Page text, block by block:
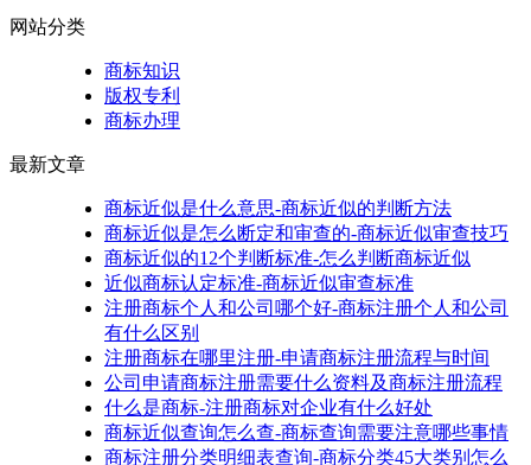
网站分类
商标知识
版权专利
商标办理
最新文章
商标近似是什么意思-商标近似的判断方法
商标近似是怎么断定和审查的-商标近似审查技巧
商标近似的12个判断标准-怎么判断商标近似
近似商标认定标准-商标近似审查标准
注册商标个人和公司哪个好-商标注册个人和公司
有什么区别
注册商标在哪里注册-申请商标注册流程与时间
公司申请商标注册需要什么资料及商标注册流程
什么是商标-注册商标对企业有什么好处
商标近似查询怎么查-商标查询需要注意哪些事情
商标注册分类明细表查询-商标分类45大类别怎么